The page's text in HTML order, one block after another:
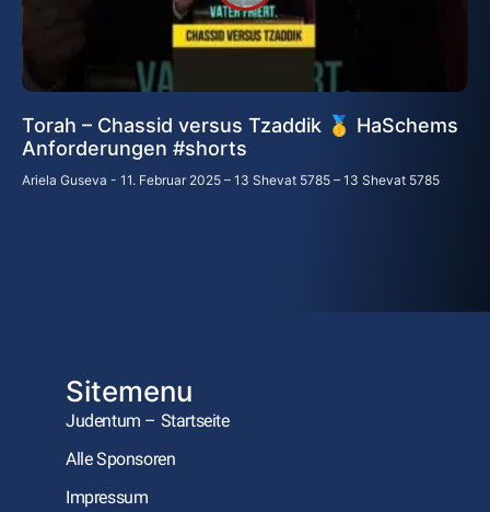
Torah – Chassid versus Tzaddik 🥇 HaSchems
Anforderungen #shorts
Ariela Guseva 11. Februar 2025 – 13 Shevat 5785 – 13 Shevat 5785
Sitemenu
Judentum – Startseite
Alle Sponsoren
Impressum